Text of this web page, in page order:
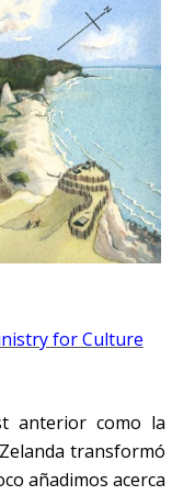
for Culture
anterior como la
transformó
añadimos acerca